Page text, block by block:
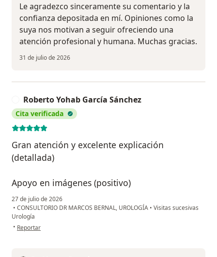
Le agradezco sinceramente su comentario y la
confianza depositada en mí. Opiniones como la
suya nos motivan a seguir ofreciendo una
atención profesional y humana. Muchas gracias.
31 de julio de 2026
Roberto Yohab García Sánchez
Cita verificada
Gran atención y excelente explicación
(detallada)
Apoyo en imágenes (positivo)
27 de julio de 2026
• CONSULTORIO DR MARCOS BERNAL, UROLOGÍA • Visitas sucesivas
Urología
• en opinión del usuario Roberto Yohab García Sánchez
Reportar